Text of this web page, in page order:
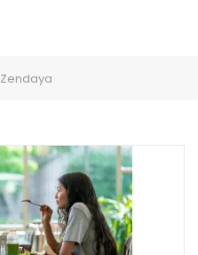
Zendaya